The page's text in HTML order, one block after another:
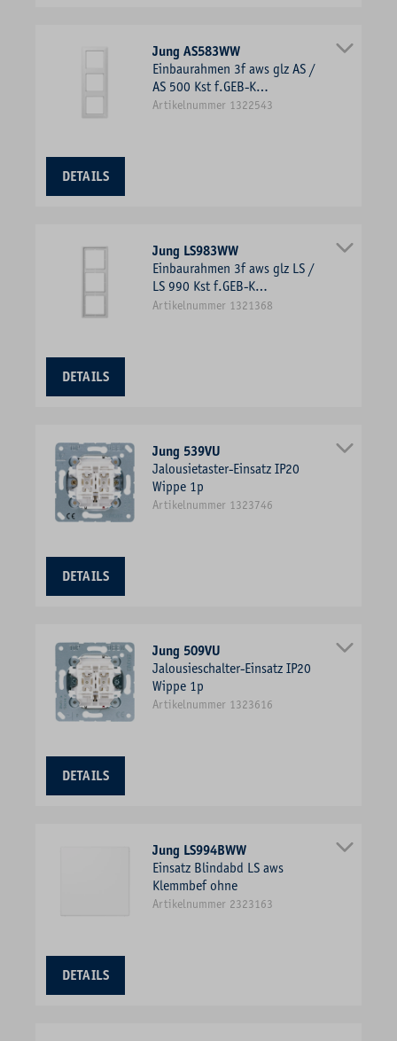
Jung AS583WW
Einbaurahmen 3f aws glz AS /
AS 500 Kst f.GEB-K
Unterputzmontage Duropl
Artikelnummer 1322543
DETAILS
Jung LS983WW
Einbaurahmen 3f aws glz LS /
LS 990 Kst f.GEB-K
Unterputzmontage Duropl
Artikelnummer 1321368
DETAILS
Jung 539VU
Jalousietaster-Einsatz IP20
Wippe 1p
Artikelnummer 1323746
DETAILS
Jung 509VU
Jalousieschalter-Einsatz IP20
Wippe 1p
Artikelnummer 1323616
DETAILS
Jung LS994BWW
Einsatz Blindabd LS aws
Klemmbef ohne
Artikelnummer 2323163
DETAILS